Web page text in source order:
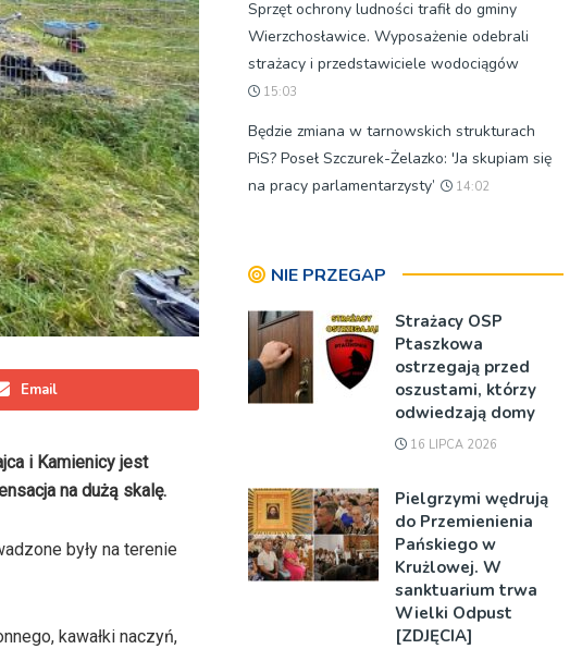
Email
i Kamienicy jest
na dużą skalę.
były na terenie
kawałki naczyń,
Sprzęt ochrony ludności trafił do gminy
Wierzchosławice. Wyposażenie odebrali
strażacy i przedstawiciele wodociągów
15:03
Będzie zmiana w tarnowskich strukturach
PiS? Poseł Szczurek-Żelazko: 'Ja skupiam się
na pracy parlamentarzysty’
14:02
NIE PRZEGAP
Strażacy OSP
Ptaszkowa
ostrzegają przed
oszustami, którzy
odwiedzają domy
16 LIPCA 2026
Pielgrzymi wędrują
do Przemienienia
Pańskiego w
Krużlowej. W
sanktuarium trwa
Wielki Odpust
[ZDJĘCIA]